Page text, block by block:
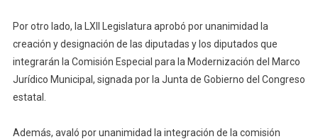
Por otro lado, la LXII Legislatura aprobó por unanimidad la
creación y designación de las diputadas y los diputados que
integrarán la Comisión Especial para la Modernización del Marco
Jurídico Municipal, signada por la Junta de Gobierno del Congreso
estatal.
Además, avaló por unanimidad la integración de la comisión